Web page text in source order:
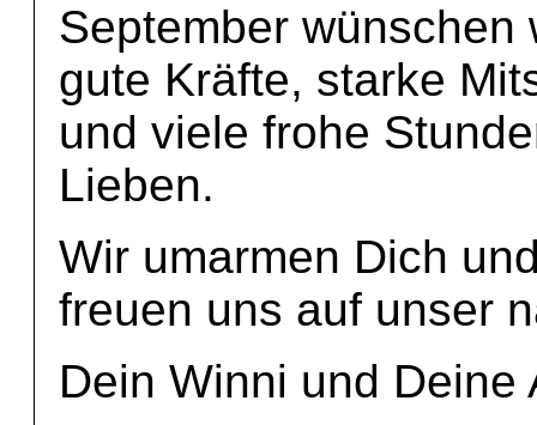
September
gute Kräfte, starke
und viele frohe
Lieben.
Wir umarmen Dich
freuen uns auf unser
Dein Winni und Deine